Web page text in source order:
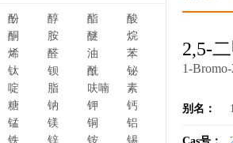
酚 醇 酯
酸
酮
胺 醚
烷
烯
醛 油
苯
钛
钡 酰
铋
啶
脂 呋喃
素
糖
钠 钾
钙
锰
镁 铜
铝
铁
锌 铵
锡
2,5-
1-
别名：